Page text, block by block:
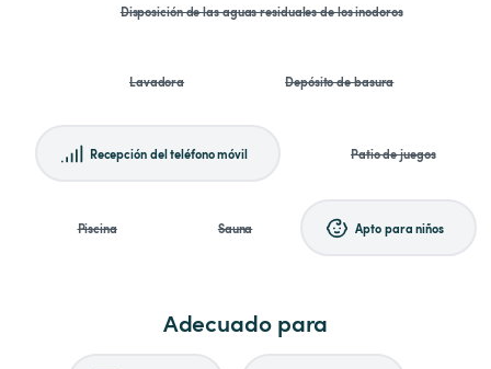
Disposición de las aguas residuales de los inodoros
Lavadora Depósito de basura
Recepción del teléfono móvil Patio de juegos
Piscina Sauna Apto para niños
Adecuado para